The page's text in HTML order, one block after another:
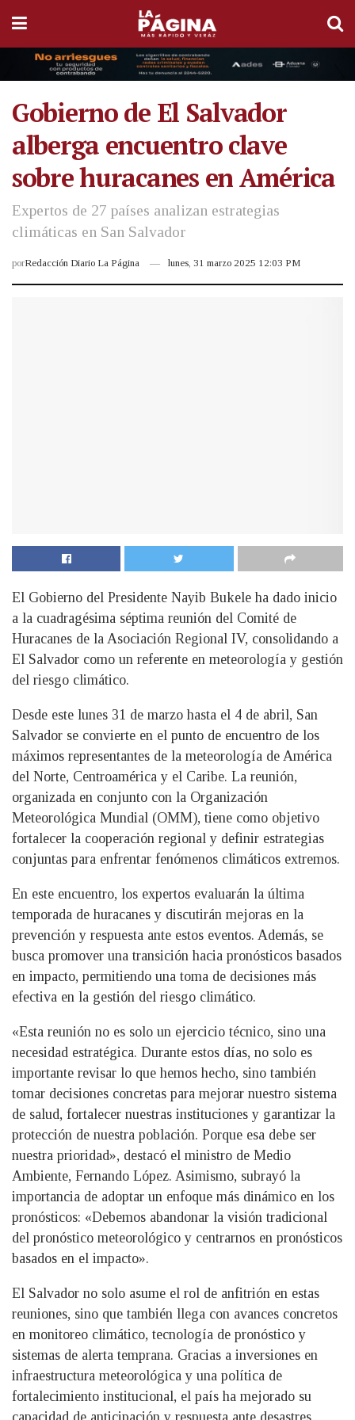
Gobierno de El Salvador
alberga encuentro clave
sobre huracanes en América
Expertos de 27 países analizan estrategias
climáticas en San Salvador
porRedacción Diario La Página lunes, 31 marzo 2025 12:03 PM
El Gobierno del Presidente Nayib Bukele ha dado inicio
a la cuadragésima séptima reunión del Comité de
Huracanes de la Asociación Regional IV, consolidando a
El Salvador como un referente en meteorología y gestión
del riesgo climático.
Desde este lunes 31 de marzo hasta el 4 de abril, San
Salvador se convierte en el punto de encuentro de los
máximos representantes de la meteorología de América
del Norte, Centroamérica y el Caribe. La reunión,
organizada en conjunto con la Organización
Meteorológica Mundial (OMM), tiene como objetivo
fortalecer la cooperación regional y definir estrategias
conjuntas para enfrentar fenómenos climáticos extremos.
En este encuentro, los expertos evaluarán la última
temporada de huracanes y discutirán mejoras en la
prevención y respuesta ante estos eventos. Además, se
busca promover una transición hacia pronósticos basados
en impacto, permitiendo una toma de decisiones más
efectiva en la gestión del riesgo climático.
«Esta reunión no es solo un ejercicio técnico, sino una
necesidad estratégica. Durante estos días, no solo es
importante revisar lo que hemos hecho, sino también
tomar decisiones concretas para mejorar nuestro sistema
de salud, fortalecer nuestras instituciones y garantizar la
protección de nuestra población. Porque esa debe ser
nuestra prioridad», destacó el ministro de Medio
Ambiente, Fernando López. Asimismo, subrayó la
importancia de adoptar un enfoque más dinámico en los
pronósticos: «Debemos abandonar la visión tradicional
del pronóstico meteorológico y centrarnos en pronósticos
basados en el impacto».
El Salvador no solo asume el rol de anfitrión en estas
reuniones, sino que también llega con avances concretos
en monitoreo climático, tecnología de pronóstico y
sistemas de alerta temprana. Gracias a inversiones en
infraestructura meteorológica y una política de
fortalecimiento institucional, el país ha mejorado su